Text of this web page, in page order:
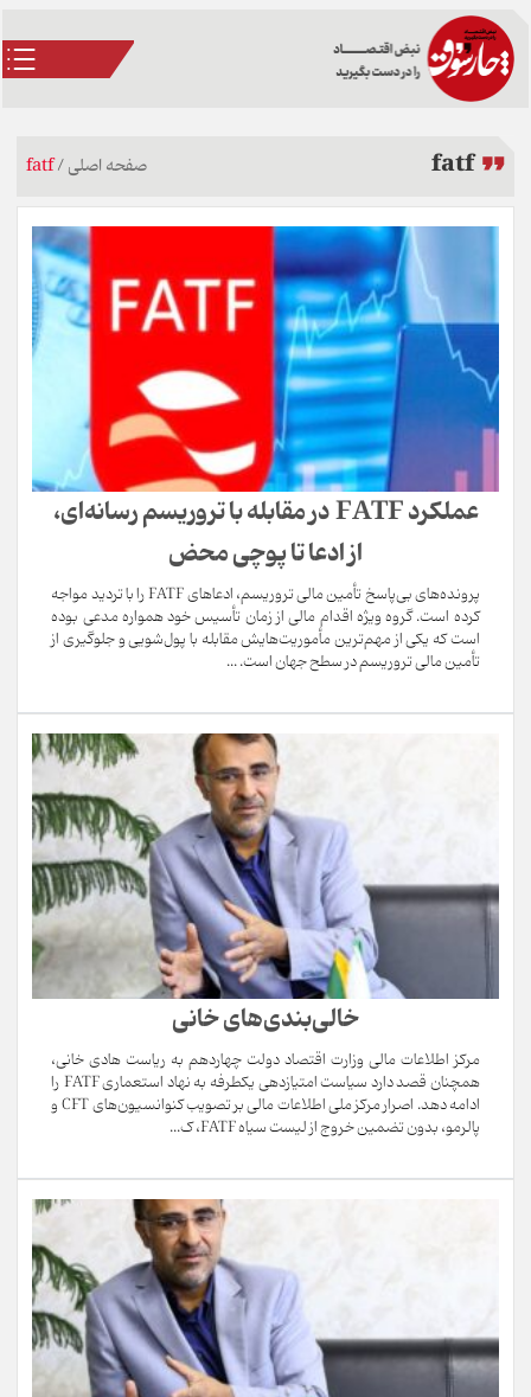
fatf صفحه اصلی/
fatf
عملکرد FATF در مقابله با تروریسم رسانه‌ای،
از ادعا تا پوچی محض
پرونده‌های بی‌پاسخ تأمین مالی تروریسم، ادعاهای FATF را با تردید مواجه
کرده است. گروه ویژه اقدام مالی از زمان تأسیس خود همواره مدعی بوده
است که یکی از مهم‌ترین مأموریت‌هایش مقابله با پول‌شویی و جلوگیری از
تأمین مالی تروریسم در سطح جهان است. ...
خالی‌بندی‌های خانی
مرکز اطلاعات مالی وزارت اقتصاد دولت چهاردهم به ریاست هادی خانی،
همچنان قصد دارد سیاست امتیازدهی یکطرفه به نهاد استعماری FATF را
ادامه دهد. اصرار مرکز ملی اطلاعات مالی بر تصویب کنوانسیون‌های CFT و
پالرمو، بدون تضمین خروج از لیست سیاه FATF، ک...